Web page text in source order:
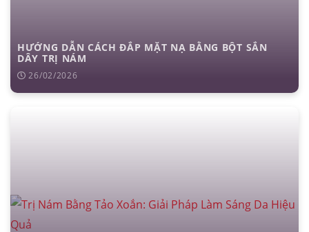
HƯỚNG DẪN CÁCH ĐẮP MẶT NẠ BẰNG BỘT SẮN
DÂY TRỊ NÁM
26/02/2026